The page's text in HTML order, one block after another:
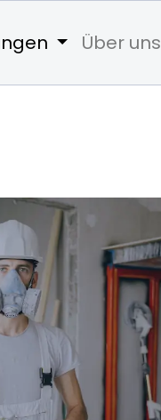
Über uns